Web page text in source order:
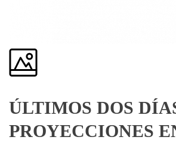
ÚLTIMOS DOS
PROYECCIONES